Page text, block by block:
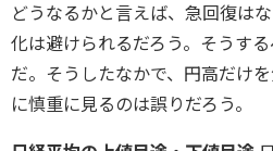
どうなるかと言えば、急回復は
化は避けられるだろう。そうす
だ。そうしたなかで、円高だけ
に慎重に見るのは誤りだろう。